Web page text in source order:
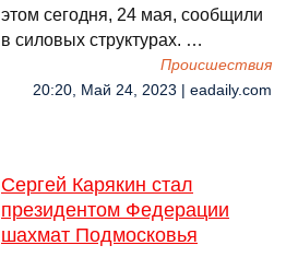
этом сегодня, 24 мая, сообщили
в силовых структурах. …
Происшествия
20:20, Май 24, 2023 | eadaily.com
Сергей Карякин стал
президентом Федерации
шахмат Подмосковья